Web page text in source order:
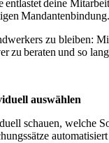
entlastet deine
Mandantenbindung.
zu bleiben:
zu beraten und so
auswählen
schauen, welche